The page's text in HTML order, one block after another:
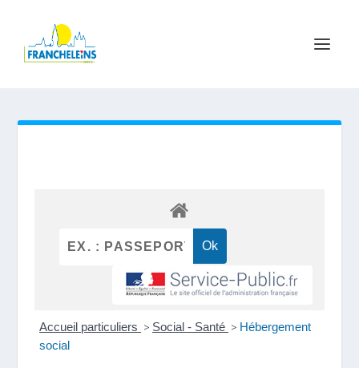
Accueil particuliers > Social - Santé > Hébergement
social